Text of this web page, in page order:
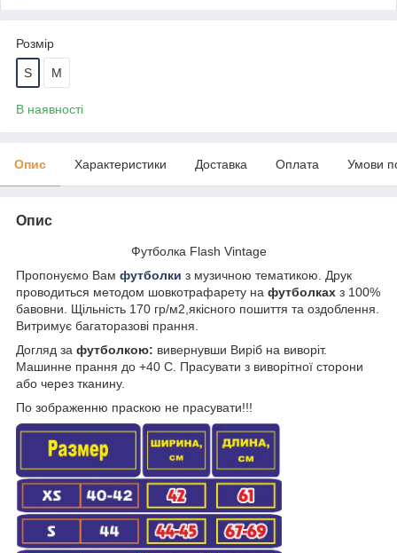
Розмір
S M
В наявності
Опис Характеристики Доставка Оплата Умови
Опис
Футболка Flash Vintage
Пропонуємо Вам футболки з музичною тематикою. Друк
проводиться методом шовкотрафарету на футболках з 100%
бавовни. Щільність 170 гр/м2,якісного пошиття та оздоблення.
Витримує багаторазові прання.
Догляд за футболкою: вивернувши Виріб на виворіт.
Машинне прання до +40 С. Прасувати з виворітної сторони
або через тканину.
По зображенню праскою не прасувати!!!